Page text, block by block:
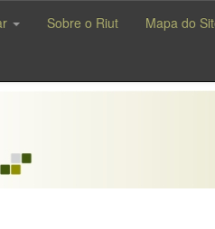
Sobre o Riut Mapa do